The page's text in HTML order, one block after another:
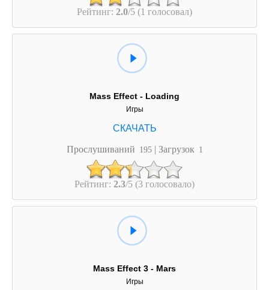
Рейтинг: 2.0/5 (1 голосовал)
Mass Effect - Loading
Игры
Прослушиваний 195 | Загрузок 1
Рейтинг: 2.3/5 (3 голосовало)
Mass Effect 3 - Mars
Игры